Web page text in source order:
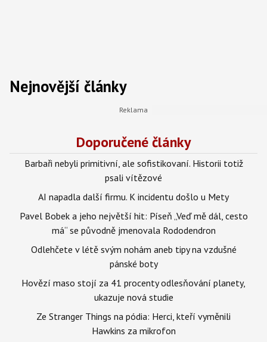
Nejnovější články
Doporučené články
Barbaři nebyli primitivní, ale sofistikovaní. Historii totiž
psali vítězové
AI napadla další firmu. K incidentu došlo u Mety
Pavel Bobek a jeho největší hit: Píseň „Veď mě dál, cesto
má“ se původně jmenovala Rododendron
Odlehčete v létě svým nohám aneb tipy na vzdušné
pánské boty
Hovězí maso stojí za 41 procenty odlesňování planety,
ukazuje nová studie
Ze Stranger Things na pódia: Herci, kteří vyměnili
Hawkins za mikrofon